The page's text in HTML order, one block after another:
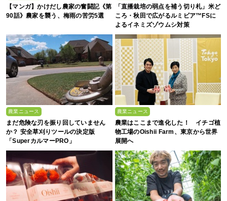
【マンガ】かけだし農家の奮闘記《第
90話》農家を襲う、梅雨の苦労5選
「直播栽培の弱点を補う切り札」米ど
ころ・秋田で広がるルミビア™FSに
よるイネミズゾウムシ対策
農業ニュース
まだ危険な刃を振り回していません
か？ 安全草刈りツールの決定版
「SuperカルマーPRO」
農業ニュース
農業はここまで進化した！ イチゴ植
物工場のOishii Farm、東京から世界
展開へ